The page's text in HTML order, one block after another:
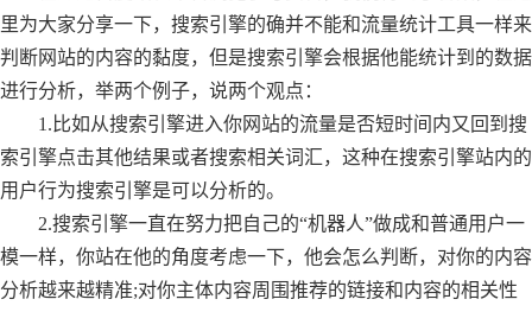
里为大家分享一下，搜索引擎的确并不能和流量统计工具一样来
判断网站的内容的黏度，但是搜索引擎会根据他能统计到的数据
进行分析，举两个例子，说两个观点：
1.比如从搜索引擎进入你网站的流量是否短时间内又回到搜
索引擎点击其他结果或者搜索相关词汇，这种在搜索引擎站内的
用户行为搜索引擎是可以分析的。
2.搜索引擎一直在努力把自己的“机器人”做成和普通用户一
模一样，你站在他的角度考虑一下，他会怎么判断，对你的内容
分析越来越精准;对你主体内容周围推荐的链接和内容的相关性